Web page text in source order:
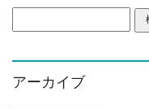
索:
アーカイブ